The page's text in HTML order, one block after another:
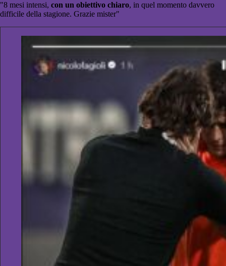
"8 mesi intensi, con un obiettivo chiaro, in quel momento davvero
difficile della stagione. Grazie mister"